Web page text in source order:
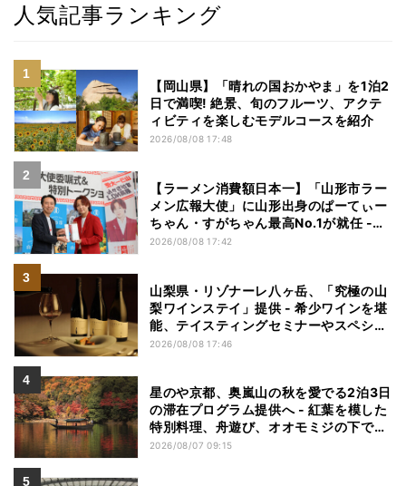
人気記事ランキング
【岡山県】「晴れの国おかやま」を1泊2
日で満喫! 絶景、旬のフルーツ、アクテ
ィビティを楽しむモデルコースを紹介
2026/08/08 17:48
【ラーメン消費額日本一】「山形市ラー
メン広報大使」に山形出身のぱーてぃー
ちゃん・すがちゃん最高No.1が就任 -
「山ラー」の魅力を発信へ
2026/08/08 17:42
山梨県・リゾナーレ八ヶ岳、「究極の山
梨ワインステイ」提供 - 希少ワインを堪
能、テイスティングセミナーやスペシャ
ルディナーも
2026/08/08 17:46
星のや京都、奥嵐山の秋を愛でる2泊3日
の滞在プログラム提供へ - 紅葉を模した
特別料理、舟遊び、オオモミジの下でお
こなう深呼吸など
2026/08/07 09:15